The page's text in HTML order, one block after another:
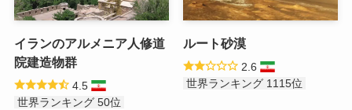
イランのアルメニア人修道
院建造物群
4.5
世界ランキング 50位
ルート砂漠
2.6
世界ランキング 1115位